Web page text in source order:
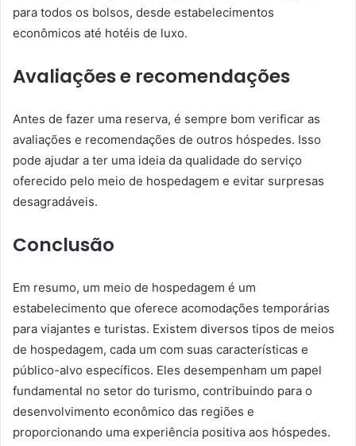
para todos os bolsos, desde estabelecimentos
econômicos até hotéis de luxo.
Avaliações e recomendações
Antes de fazer uma reserva, é sempre bom verificar as
avaliações e recomendações de outros hóspedes. Isso
pode ajudar a ter uma ideia da qualidade do serviço
oferecido pelo meio de hospedagem e evitar surpresas
desagradáveis.
Conclusão
Em resumo, um meio de hospedagem é um
estabelecimento que oferece acomodações temporárias
para viajantes e turistas. Existem diversos tipos de meios
de hospedagem, cada um com suas características e
público-alvo específicos. Eles desempenham um papel
fundamental no setor do turismo, contribuindo para o
desenvolvimento econômico das regiões e
proporcionando uma experiência positiva aos hóspedes.